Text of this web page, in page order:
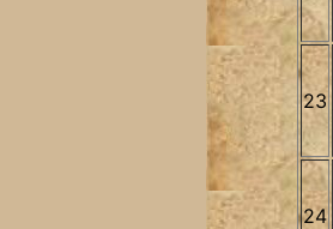
23
24